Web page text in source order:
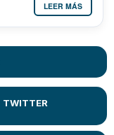
LEER MÁS